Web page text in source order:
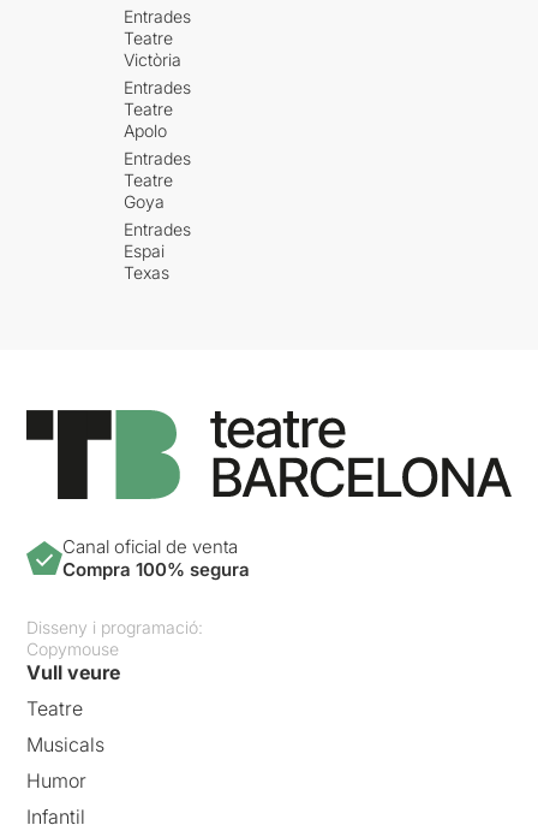
Entrades
Teatre
Victòria
Entrades
Teatre
Apolo
Entrades
Teatre
Goya
Entrades
Espai
Texas
Canal oficial de venta
Compra 100% segura
Disseny i programació:
Copymouse
Vull veure
Teatre
Musicals
Humor
Infantil